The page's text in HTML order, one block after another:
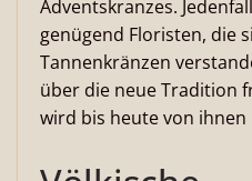
Adventskranzes.
genügend Floristen, die
Tannenkränzen
über die neue Tradition
wird bis heute von